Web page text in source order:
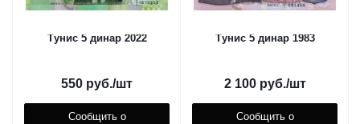
Тунис 5 динар 2022
550 руб./шт
Сообщить о
Тунис 5 динар 1983
2 100руб./шт
Сообщить о